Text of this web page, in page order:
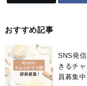
おすすめ記事
SNS発
きるチ
員募集中